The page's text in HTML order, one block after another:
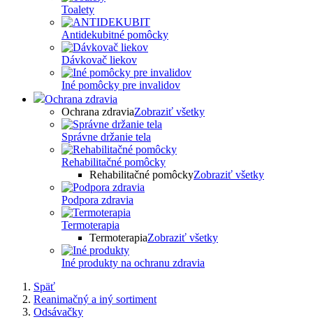
Toalety
Antidekubitné pomôcky
Dávkovač liekov
Iné pomôcky pre invalidov
Ochrana zdravia
Ochrana zdraviaZobraziť všetky
Správne držanie tela
Rehabilitačné pomôcky
Rehabilitačné pomôckyZobraziť všetky
Podpora zdravia
Termoterapia
TermoterapiaZobraziť všetky
Iné produkty na ochranu zdravia
Späť
Reanimačný a iný sortiment
Odsávačky